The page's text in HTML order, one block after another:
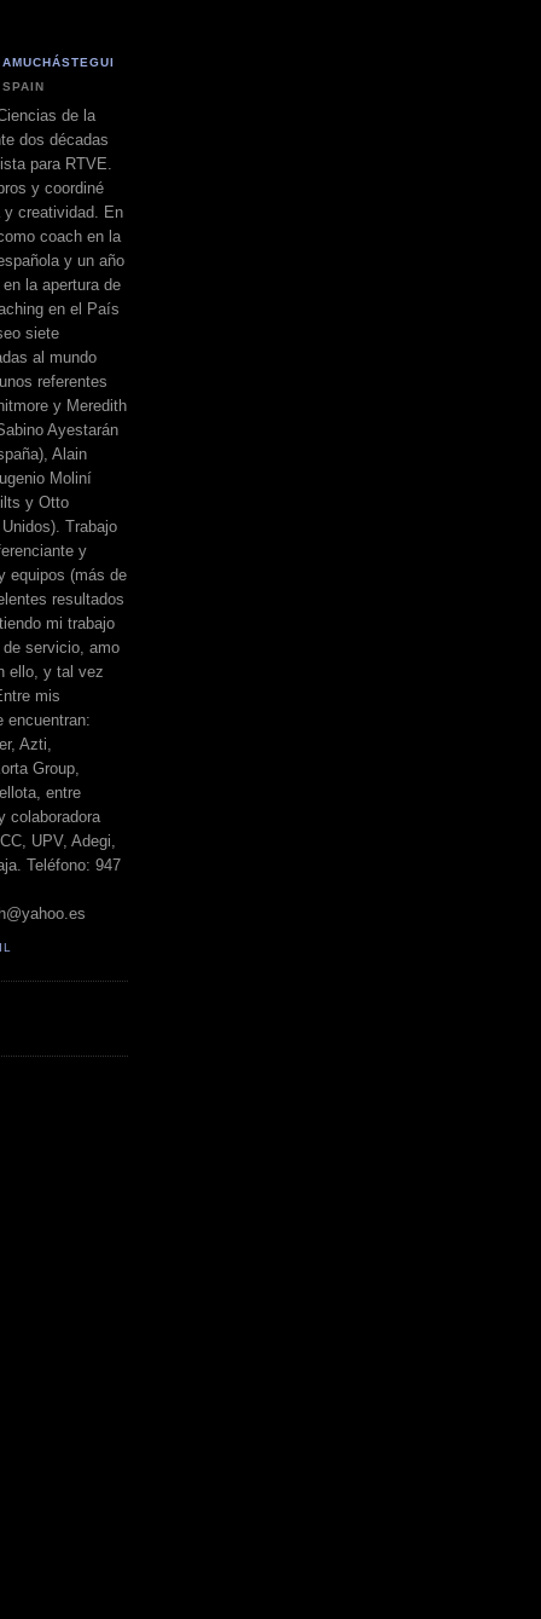
de la
dos décadas
para RTVE.
y coordiné
y creatividad. En
coach en la
y un año
la apertura de
en el País
siete
al mundo
referentes
y Meredith
Ayestarán
Alain
Moliní
y Otto
Trabajo
y
equipos (más de
resultados
mi trabajo
servicio, amo
ello, y tal vez
mis
encuentran:
Azti,
Group,
entre
colaboradora
UPV, Adegi,
Teléfono: 947